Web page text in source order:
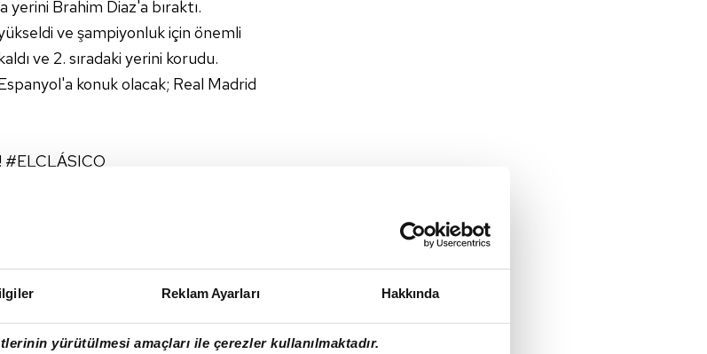
Reklam Ayarları Hakkında
yürütülmesi amaçları ile çerezler kullanılmaktadır.
yerini Brahim Diaz'a bıraktı.
ve şampiyonluk için önemli
ve 2. sıradaki yerini korudu.
konuk olacak; Real Madrid
#ELCLÁSICO
#KYLIAN MBAPPE
#ARDA GÜLER